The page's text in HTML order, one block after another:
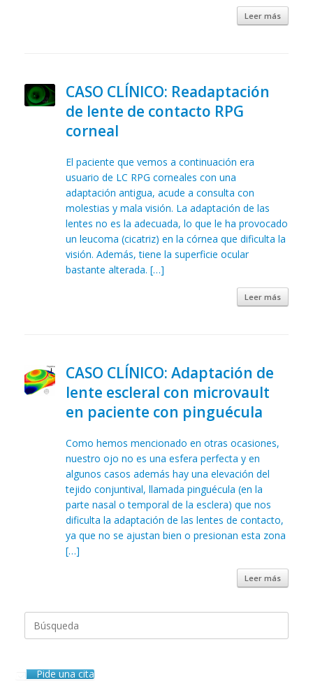
Leer más
CASO CLÍNICO: Readaptación
de lente de contacto RPG
corneal
El paciente que vemos a continuación era
usuario de LC RPG corneales con una
adaptación antigua, acude a consulta con
molestias y mala visión. La adaptación de las
lentes no es la adecuada, lo que le ha provocado
un leucoma (cicatriz) en la córnea que dificulta la
visión. Además, tiene la superficie ocular
bastante alterada. […]
Leer más
CASO CLÍNICO: Adaptación de
lente escleral con microvault
en paciente con pinguécula
Como hemos mencionado en otras ocasiones,
nuestro ojo no es una esfera perfecta y en
algunos casos además hay una elevación del
tejido conjuntival, llamada pinguécula (en la
parte nasal o temporal de la esclera) que nos
dificulta la adaptación de las lentes de contacto,
ya que no se ajustan bien o presionan esta zona
[…]
Leer más
Buscar:
Pide una cita